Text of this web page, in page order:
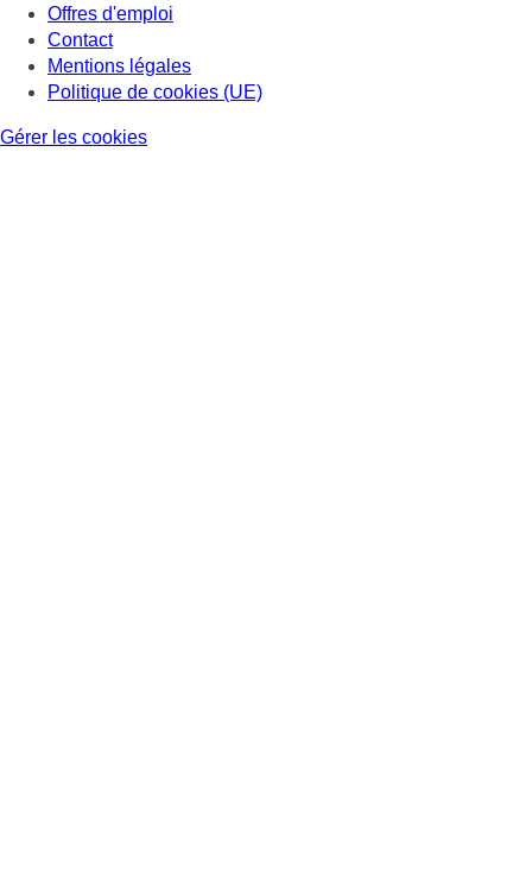
Offres d'emploi
Contact
Mentions légales
Politique de cookies (UE)
Gérer les cookies